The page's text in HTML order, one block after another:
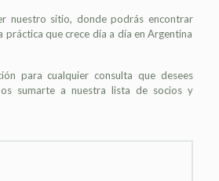
nuestro sitio, donde podrás encontrar
que crece día a día en Argentina
para cualquier consulta que desees
sumarte a nuestra lista de socios y